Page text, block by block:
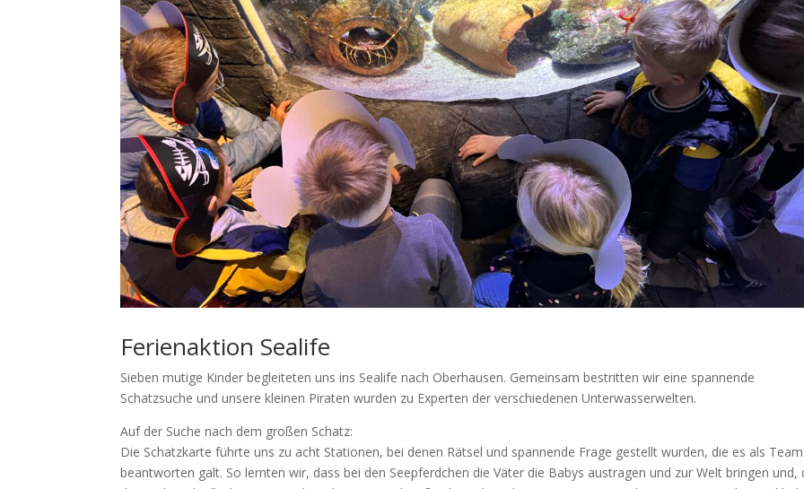
Ferienaktion Sealife
Sieben mutige Kinder begleiteten uns ins Sealife nach Oberhausen. Gemeinsam bestritten wir eine spannende
Schatzsuche und unsere kleinen Piraten wurden zu Experten der verschiedenen Unterwasserwelten.
Auf der Suche nach dem großen Schatz:
Die Schatzkarte führte uns zu acht Stationen, bei denen Rätsel und spannende Frage gestellt wurden, die es als
beantworten galt. So lernten wir, dass bei den Seepferdchen die Väter die Babys austragen und zur Welt bringen und,